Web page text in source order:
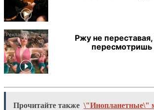
Ржу не
пересмотришь
Прочитайте также \"Инопланетные\"